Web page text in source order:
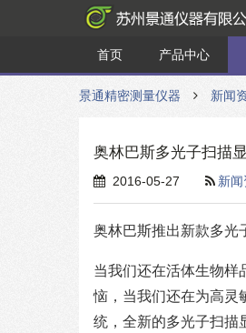
首页 产品中心
景通精密测量仪器 新闻
奥林巴斯多光子扫描
2016-05-27 新
奥林巴斯推出新款多光
当我们还在活体生物样
恼，当我们还在为高
统，全新的多光子扫描